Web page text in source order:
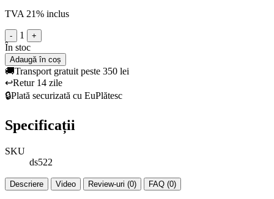
TVA 21% inclus
- 1 +
În stoc
Adaugă în coș
🚚Transport gratuit peste 350 lei
↩️Retur 14 zile
🔒Plată securizată cu EuPlătesc
Specificații
SKU
ds522
Descriere Video Review-uri (0) FAQ (0)